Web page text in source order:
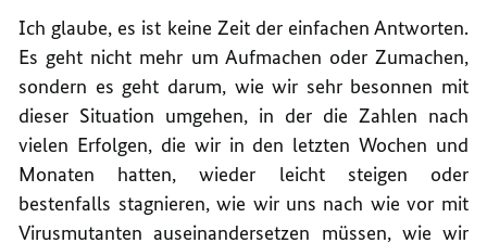
Ich glaube, es ist keine Zeit der einfachen Antworten.
Es geht nicht mehr um Aufmachen oder Zumachen,
sondern es geht darum, wie wir sehr besonnen mit
dieser Situation umgehen, in der die Zahlen nach
vielen Erfolgen, die wir in den letzten Wochen und
Monaten hatten, wieder leicht steigen oder
bestenfalls stagnieren, wie wir uns nach wie vor mit
Virusmutanten auseinandersetzen müssen, wie wir